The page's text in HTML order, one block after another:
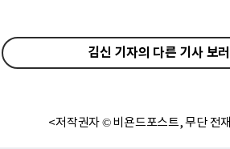
김신 기자의 다른 기사 보러
<저작권자 © 비욘드포스트, 무단 전